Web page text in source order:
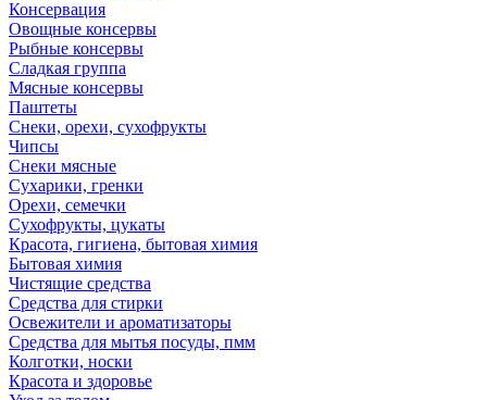
Консервация
Овощные консервы
Рыбные консервы
Сладкая группа
Мясные консервы
Паштеты
Снеки, орехи, сухофрукты
Чипсы
Снеки мясные
Сухарики, гренки
Орехи, семечки
Сухофрукты, цукаты
Красота, гигиена, бытовая химия
Бытовая химия
Чистящие средства
Средства для стирки
Освежители и ароматизаторы
Средства для мытья посуды, пмм
Колготки, носки
Красота и здоровье